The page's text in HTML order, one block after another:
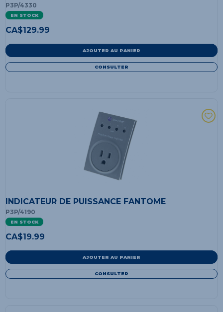
P3P/4330
EN STOCK
CA$129.99
AJOUTER AU PANIER
CONSULTER
INDICATEUR DE PUISSANCE FANTOME
P3P/4190
EN STOCK
CA$19.99
AJOUTER AU PANIER
CONSULTER